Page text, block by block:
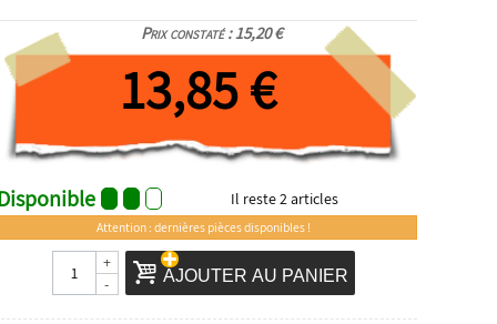
Prix constaté : 15,20 €
13,85 €
Il reste2articles
Attention : dernières pièces disponibles !
-
+
AJOUTER AU PANIER